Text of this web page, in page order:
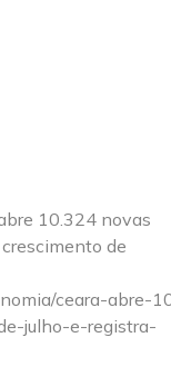
10.324 novas
de
ceara-abre-
julho-e-registra-